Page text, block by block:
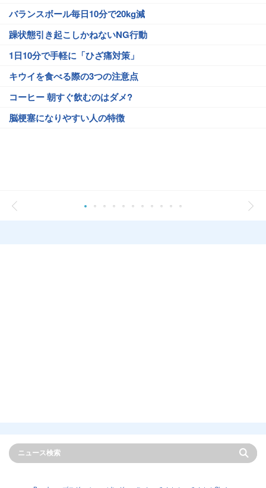
バランスボール毎日10分で20kg減
躁状態引き起こしかねないNG行動
1日10分で手軽に「ひざ痛対策」
キウイを食べる際の3つの注意点
コーヒー 朝すぐ飲むのはダメ?
脳梗塞になりやすい人の特徴